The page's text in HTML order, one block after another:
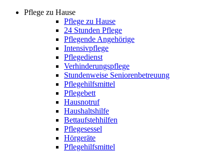
Pflege zu Hause
Pflege zu Hause
24 Stunden Pflege
Pflegende Angehörige
Intensivpflege
Pflegedienst
Verhinderungspflege
Stundenweise Seniorenbetreuung
Pflegehilfsmittel
Pflegebett
Hausnotruf
Haushaltshilfe
Bettaufstehhilfen
Pflegesessel
Hörgeräte
Pflegehilfsmittel